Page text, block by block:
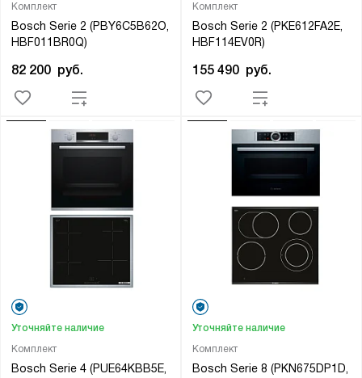
Комплект
Bosch Serie 2 (PBY6C5B62O,
HBF011BR0Q)
82 200 руб.
Комплект
Bosch Serie 2 (PKE612FA2E,
HBF114EV0R)
155 490 руб.
Комплект
Bosch Serie 4 (PUE64KBB5E,
Уточняйте наличие
Комплект
Bosch Serie 8 (PKN675DP1D,
Уточняйте наличие